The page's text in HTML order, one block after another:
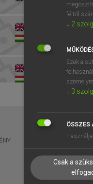
EGYÉNI
TANULÓKNAK
VÁLLALATI
féltől
↓ 2
Ezek a
↓ 3
ÖSSZES
Csak a